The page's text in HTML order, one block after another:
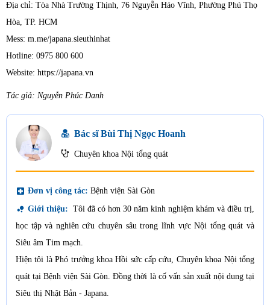
Địa chỉ: Tòa Nhà Trường Thịnh, 76 Nguyễn Háo Vĩnh, Phường Phú Thọ
Hòa, TP. HCM
Mess: m.me/japana.sieuthinhat
Hotline: 0975 800 600
Website: https://japana.vn
Tác giả: Nguyễn Phúc Danh
Bác sĩ Bùi Thị Ngọc Hoanh
Chuyên khoa Nội tổng quát
local_hospital Đơn vị công tác: Bệnh viện Sài Gòn
bubble_chart Giới thiệu: Tôi đã có hơn 30 năm kinh nghiệm khám và điều trị,
học tập và nghiên cứu chuyên sâu trong lĩnh vực Nội tổng quát và
Siêu âm Tim mạch.
Hiện tôi là Phó trưởng khoa Hồi sức cấp cứu, Chuyên khoa Nội tổng
quát tại Bệnh viện Sài Gòn. Đồng thời là cố vấn sản xuất nội dung tại
Siêu thị Nhật Bản - Japana.